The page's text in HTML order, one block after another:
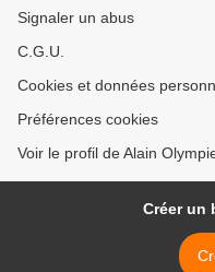
Signaler un abus
C.G.U.
Cookies et données
Préférences cookies
Voir le profil de Alain
Créer un